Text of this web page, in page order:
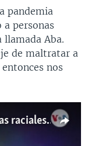
pandemia
personas
Aba.
de maltratar a
nos
Trump enfrenta violentas protestas raciales [VERSIÓN TV]